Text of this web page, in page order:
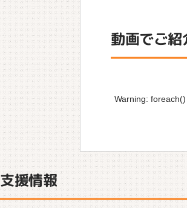
動画でご紹
Warning:
支援情報